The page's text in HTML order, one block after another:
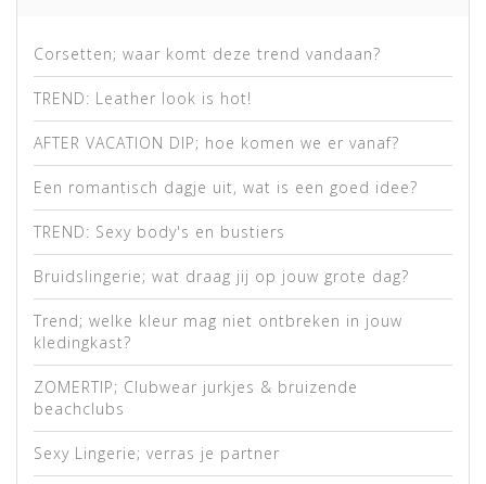
Corsetten; waar komt deze trend vandaan?
TREND: Leather look is hot!
AFTER VACATION DIP; hoe komen we er vanaf?
Een romantisch dagje uit, wat is een goed idee?
TREND: Sexy body's en bustiers
Bruidslingerie; wat draag jij op jouw grote dag?
Trend; welke kleur mag niet ontbreken in jouw
kledingkast?
ZOMERTIP; Clubwear jurkjes & bruizende
beachclubs
Sexy Lingerie; verras je partner